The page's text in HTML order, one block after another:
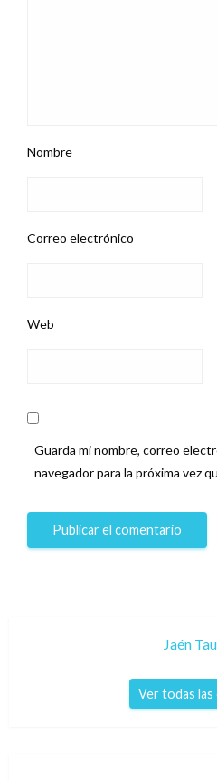
Nombre
Correo electrónico
Web
Guarda mi nombre, correo
navegador para la próxima vez
Jaén
Ver todas las